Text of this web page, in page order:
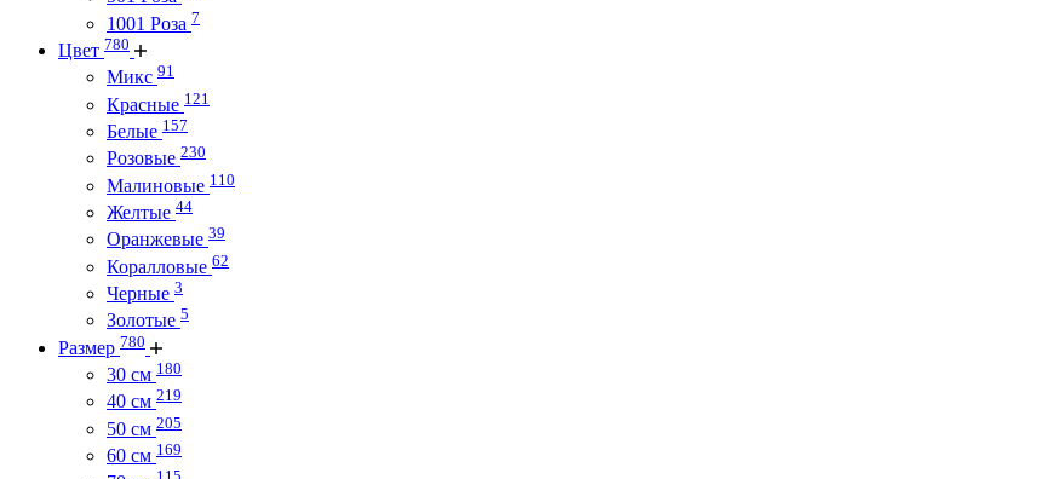
1001 Роза 7
Цвет 780
Микс 91
Красные 121
Белые 157
Розовые 230
Малиновые 110
Желтые 44
Оранжевые 39
Коралловые 62
Черные 3
Золотые 5
Размер 780
30 см 180
40 см 219
50 см 205
60 см 169